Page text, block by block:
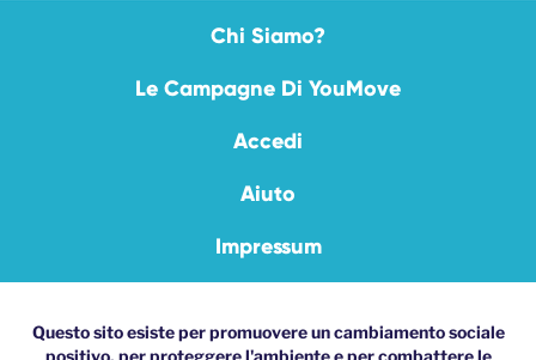
Chi Siamo?
Le Campagne Di YouMove
Accedi
Aiuto
Impressum
Questo sito esiste per promuovere un cambiamento sociale
positivo, per proteggere l'ambiente e per combattere le